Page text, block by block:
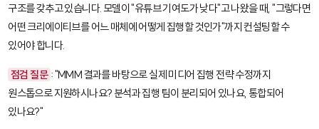
구조를 갖추고 있습니다. 모델이 "유튜브 기여도가 낮다"고 나왔을 때, "그렇다면
어떤 크리에이티브를 어느 매체에 어떻게 집행할 것인가"까지 컨설팅할 수
있어야 합니다.
점검 질문 : "MMM 결과를 바탕으로 실제 미디어 집행 전략 수정까지
원스톱으로 지원하시나요? 분석과 집행 팀이 분리되어 있나요, 통합되어
있나요?"